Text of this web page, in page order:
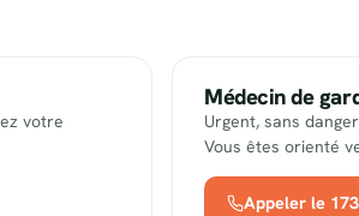
votre
Médecin de
Urgent, sans
Vous êtes orienté
Appeler le